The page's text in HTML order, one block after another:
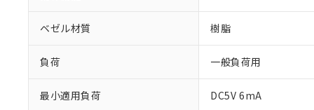
ベゼル材質 樹脂
負荷 一般負荷用
最小適用負荷 DC5V 6mA